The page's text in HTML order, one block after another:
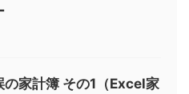
の家計簿 その1（Excel家